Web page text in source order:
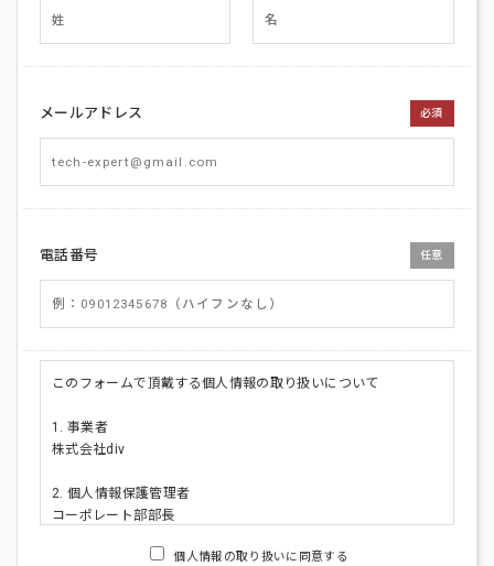
メールアドレス 必須
電話番号 任意
このフォームで頂戴する個人情報の取り扱いについて
1. 事業者
株式会社div
2. 個人情報保護管理者
コーポレート部部長
個人情報の取り扱いに同意する